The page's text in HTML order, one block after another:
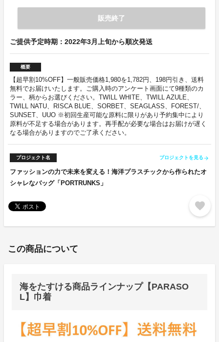
販売終了
ご提供予定時期：2022年3月上旬から順次発送
概要
【超早割10%OFF】一般販売価格1,980を1,782円、198円引き、送料
無料でお届けいたします。ご購入時のアンケート画面にて9種類のカ
ラー、柄からお選びください。TWILL WHITE、TWILL AZULE、
TWILL NATU、RISCA BLUE、SORBET、SEAGLASS、FOREST/、
SUNSET、UUO ※初回生産可能な原料に限りがあり予約集中により
原料が不足する場合があります。再手配が必要な場合はお届けが遅く
なる場合がありますのでご了承ください。
プロジェクト名 プロジェクトを見る arrow_forward
ファッションの力で未来を変える！海洋プラスチックから作られたオ
シャレなバッグ「PORTRUNKS」
favorite
この商品について
海をたすける商品ラインナップ【PARASO
L】巾着